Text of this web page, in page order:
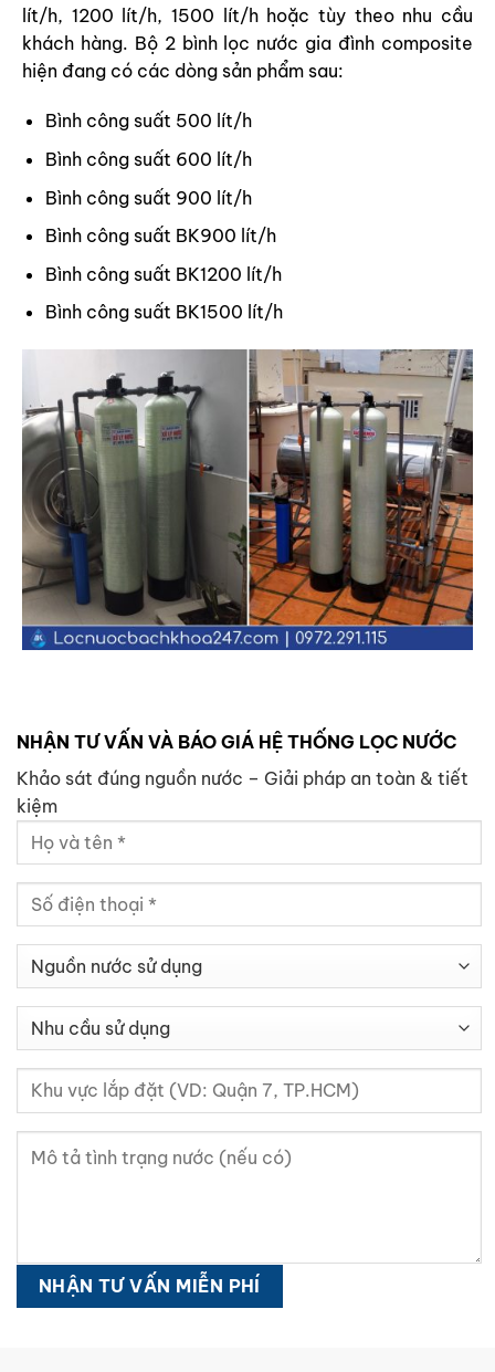
lít/h, 1200 lít/h, 1500 lít/h hoặc tùy theo nhu cầu
khách hàng. Bộ 2 bình lọc nước gia đình composite
hiện đang có các dòng sản phẩm sau:
Bình công suất 500 lít/h
Bình công suất 600 lít/h
Bình công suất 900 lít/h
Bình công suất BK900 lít/h
Bình công suất BK1200 lít/h
Bình công suất BK1500 lít/h
NHẬN TƯ VẤN VÀ BÁO GIÁ HỆ THỐNG LỌC NƯỚC
Khảo sát đúng nguồn nước – Giải pháp an toàn & tiết
kiệm